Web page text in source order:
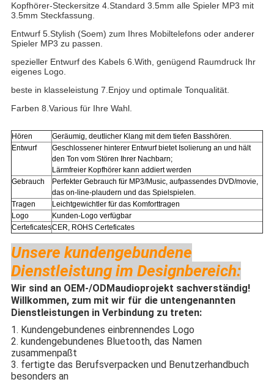
Kopfhörer-Steckersitze 4.Standard 3.5mm alle Spieler MP3 mit
3.5mm Steckfassung.
Entwurf 5.Stylish (Soem) zum Ihres Mobiltelefons oder anderer
Spieler MP3 zu passen.
spezieller Entwurf des Kabels 6.With, genügend Raumdruck Ihr
eigenes Logo.
beste in klasseleistung 7.Enjoy und optimale Tonqualität.
Farben 8.Various für Ihre Wahl.
Hören
Geräumig, deutlicher Klang mit dem tiefen Basshören.
Entwurf
Geschlossener hinterer Entwurf bietet Isolierung an und hält
den Ton vom Stören Ihrer Nachbarn;
Lärmfreier Kopfhörer kann addiert werden
Gebrauch
Perfekter Gebrauch für MP3/Music, aufpassendes DVD/movie,
das on-line-plaudern und das Spielspielen.
Tragen
Leichtgewichtler für das Komforttragen
Logo
Kunden-Logo verfügbar
CerteficatesCER, ROHS Certeficates
Unsere kundengebundene
Dienstleistung im Designbereich:
Wir sind an OEM-/ODMaudioprojekt sachverständig!
Willkommen, zum mit wir für die untengenannten
Dienstleistungen in Verbindung zu treten:
1. Kundengebundenes einbrennendes Logo
2. kundengebundenes Bluetooth, das Namen
zusammenpaßt
3. fertigte das Berufsverpacken und Benutzerhandbuch
besonders an